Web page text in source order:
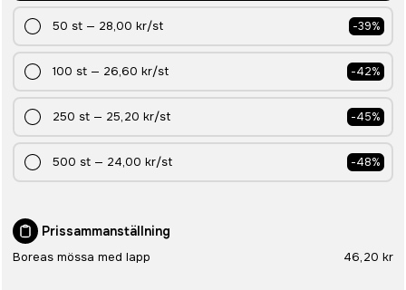
50 st — 28,00 kr/st -39%
100 st — 26,60 kr/st -42%
250 st — 25,20 kr/st -45%
500 st — 24,00 kr/st -48%
Prissammanställning
Boreas mössa med lapp 46,20 kr